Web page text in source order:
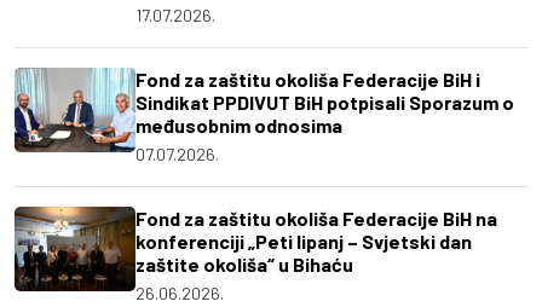
17.07.2026.
Fond za zaštitu okoliša Federacije BiH i
Sindikat PPDIVUT BiH potpisali Sporazum o
međusobnim odnosima
07.07.2026.
Fond za zaštitu okoliša Federacije BiH na
konferenciji „Peti lipanj – Svjetski dan
zaštite okoliša“ u Bihaću
26.06.2026.